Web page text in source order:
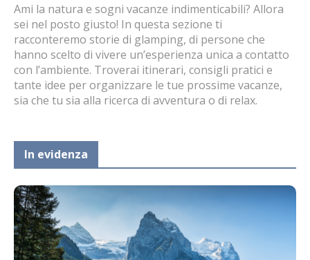
Ami la natura e sogni vacanze indimenticabili? Allora
sei nel posto giusto! In questa sezione ti
racconteremo storie di glamping, di persone che
hanno scelto di vivere un’esperienza unica a contatto
con l’ambiente. Troverai itinerari, consigli pratici e
tante idee per organizzare le tue prossime vacanze,
sia che tu sia alla ricerca di avventura o di relax.
In evidenza